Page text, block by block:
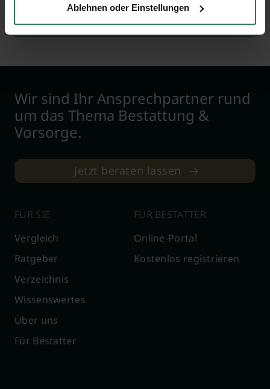
Ablehnen oder Einstellungen
Jetzt bewerten
Wir sind Ihr Ansprechpartner rund
um das Thema Bestattung &
Vorsorge.
Jetzt beraten lassen
FÜR SIE
Vergleich
Ratgeber
Verzeichnis
Wissenswertes
Über uns
Für Bestatter
FÜR BESTATTER
Online-Portal
Kostenlos registrieren